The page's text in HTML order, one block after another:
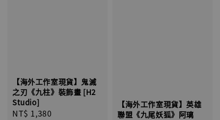
【海外工作室現貨】鬼滅
之刃《九柱》裝飾畫 [H2
Studio]
Regular
NT$ 1,380
【海外工作室現貨】英雄
聯盟《九尾妖狐》阿璃